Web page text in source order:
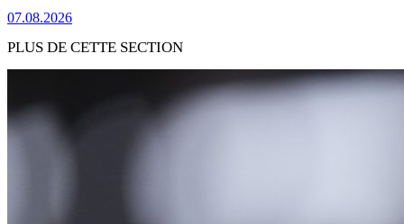
07.08.2026
PLUS DE CETTE SECTION